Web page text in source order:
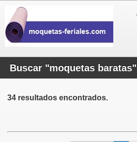
Buscar "moquetas baratas"
34 resultados encontrados.